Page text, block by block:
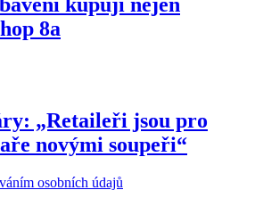
8a
„Retaileři jsou pro
novými soupeři“
osobních údajů